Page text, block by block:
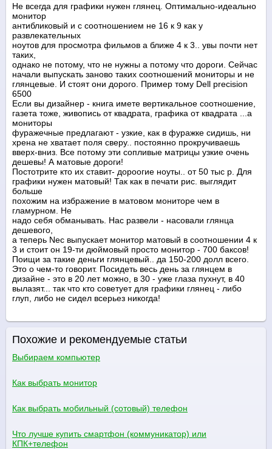
Не всегда для графики нужен глянец. Оптимально-идеально
монитор
антибликовый и с соотношением не 16 к 9 как у
развлекательных
ноутов для просмотра фильмов а ближе 4 к 3.. увы почти нет
таких,
однако не потому, что не нужны а потому что дороги. Сейчас
начали выпускать заново таких соотношений мониторы и не
глянцевые. И стоят они дорого. Пример тому Dell precision
6500
Если вы дизайнер - книга имете вертикальное соотношение,
газета тоже, живопись от квадрата, графика от квадрата ...а
мониторы
фуражечные предлагают - узкие, как в фуражке сидишь, ни
хрена не хватает поля сверу.. постоянно прокручиваешь
вверх-вниз. Все потому эти сопливые матрицы узкие очень
дешевы! А матовые дороги!
Постотрите кто их ставит- дороогие ноуты.. от 50 тыс р. Для
графики нужен матовый! Так как в печати рис. выглядит
больше
похожим на избражение в матовом мониторе чем в
гламурном. Не
надо себя обманывать. Нас развели - насовали глянца
дешевого,
а теперь Nec выпускает монитор матовый в соотношении 4 к
3 и стоит он 19-ти дюймовый просто монитор - 700 баксов!
Поищи за такие деньги глянцевый.. да 150-200 долл всего.
Это о чем-то говорит. Посидеть весь день за глянцем в
дизайне - это в 20 лет можно, в 30 - уже глаза пухнут, в 40
вылазят... так что кто советует для графики глянец - либо
глуп, либо не сидел всерьез никогда!
Похожие и рекомендуемые статьи
Выбираем компьютер
Как выбрать монитор
Как выбрать мобильный (сотовый) телефон
Что лучше купить смартфон (коммуникатор) или
КПК+телефон